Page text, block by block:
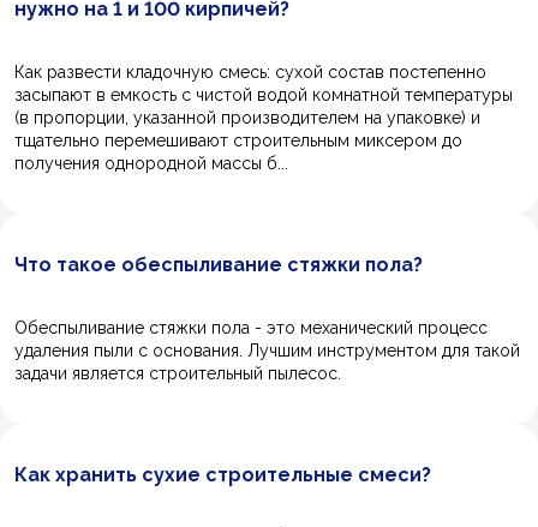
нужно на 1 и 100 кирпичей?
Как развести кладочную смесь: сухой состав постепенно
засыпают в емкость с чистой водой комнатной температуры
(в пропорции, указанной производителем на упаковке) и
тщательно перемешивают строительным миксером до
получения однородной массы б...
Что такое обеспыливание стяжки пола?
Обеспыливание стяжки пола - это механический процесс
удаления пыли с основания. Лучшим инструментом для такой
задачи является строительный пылесос.
Как хранить сухие строительные смеси?